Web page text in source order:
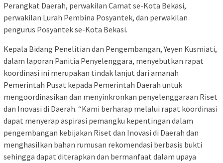
Perangkat Daerah, perwakilan Camat se-Kota Bekasi,
perwakilan Lurah Pembina Posyantek, dan perwakilan
pengurus Posyantek se-Kota Bekasi.
Kepala Bidang Penelitian dan Pengembangan, Yeyen Kusmiati,
dalam laporan Panitia Penyelenggara, menyebutkan rapat
koordinasi ini merupakan tindak lanjut dari amanah
Pemerintah Pusat kepada Pemerintah Daerah untuk
mengoordinasikan dan menyinkronkan penyelenggaraan Riset
dan Inovasi di Daerah. “Kami berharap melalui rapat koordinasi
dapat menyerap aspirasi pemangku kepentingan dalam
pengembangan kebijakan Riset dan Inovasi di Daerah dan
menghasilkan bahan rumusan rekomendasi berbasis bukti
sehingga dapat diterapkan dan bermanfaat dalam upaya